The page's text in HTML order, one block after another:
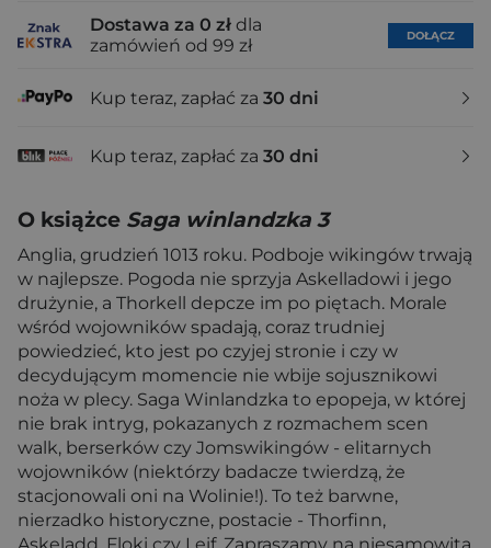
Dostawa za 0 zł dla
zamówień od 99 zł
DOŁĄCZ
Kup teraz, zapłać za 30 dni
Kup teraz, zapłać za 30 dni
O książce Saga winlandzka 3
Anglia, grudzień 1013 roku. Podboje wikingów trwają
w najlepsze. Pogoda nie sprzyja Askelladowi i jego
drużynie, a Thorkell depcze im po piętach. Morale
wśród wojowników spadają, coraz trudniej
powiedzieć, kto jest po czyjej stronie i czy w
decydującym momencie nie wbije sojusznikowi
noża w plecy. Saga Winlandzka to epopeja, w której
nie brak intryg, pokazanych z rozmachem scen
walk, berserków czy Jomswikingów - elitarnych
wojowników (niektórzy badacze twierdzą, że
stacjonowali oni na Wolinie!). To też barwne,
nierzadko historyczne, postacie - Thorfinn,